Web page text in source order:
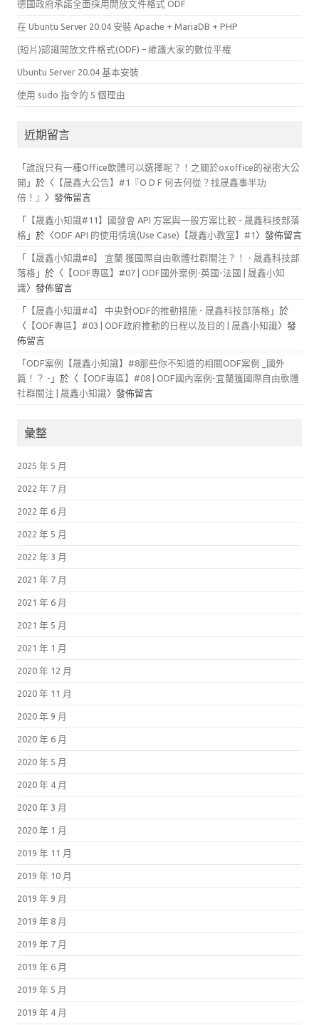
德國政府承諾全面採用開放文件格式 ODF
在 Ubuntu Server 20.04 安裝 Apache + MariaDB + PHP
(短片)認識開放文件格式(ODF) – 維護大家的數位平權
Ubuntu Server 20.04 基本安裝
使用 sudo 指令的 5 個理由
近期留言
「 誰說只有一種Office軟體可以選擇呢？！之關於oxoffice的祕密大公
開 」於〈 【晟鑫大公告】#1『O D F 何去何從？找晟鑫事半功
倍！』 〉發佈留言
「
【晟鑫小知識#11】國發會 API 方案與一般方案比較 - 晟鑫科技部落
格 」於〈ODF API 的使用情境(Use Case)【晟鑫小教室】#1 〉發佈留言
「
【晟鑫小知識#8】 宜蘭 獲國際自由軟體社群關注？！ - 晟鑫科技部
落格 」於〈 【ODF專區】#07 | ODF國外案例-英國-法國 | 晟鑫小知
識〉發佈留言
「 【晟鑫小知識#4】 中央對ODF的推動措施 - 晟鑫科技部落格 」於
〈 【ODF專區】#03 | ODF政府推動的日程以及目的 | 晟鑫小知識〉發
佈留言
「 ODF案例【晟鑫小知識】#8那些你不知道的相關ODF案例 _國外
篇！？ - 」於〈 【ODF專區】#08 | ODF國內案例-宜蘭獲國際自由軟體
社群關注 | 晟鑫小知識〉發佈留言
彙整
2025 年 5 月
2022 年 7 月
2022 年 6 月
2022 年 5 月
2022 年 3 月
2021 年 7 月
2021 年 6 月
2021 年 5 月
2021 年 1 月
2020 年 12 月
2020 年 11 月
2020 年 9 月
2020 年 6 月
2020 年 5 月
2020 年 4 月
2020 年 3 月
2020 年 1 月
2019 年 11 月
2019 年 10 月
2019 年 9 月
2019 年 8 月
2019 年 7 月
2019 年 6 月
2019 年 5 月
2019 年 4 月